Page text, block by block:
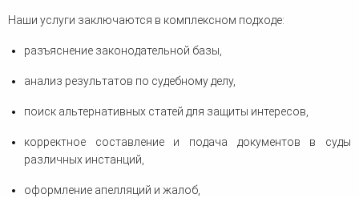
Видео ММКА
Неимущественные права
Страхование
Для юридических лиц
Страховые споры
Урегулирование споров в
Наши услуги заключаются в комплексном подходе:
разъяснение законодательной базы,
анализ результатов по судебному делу,
поиск альтернативных статей для защиты интересов,
корректное составление и подача документов в суды
различных инстанций,
оформление апелляций и жалоб,